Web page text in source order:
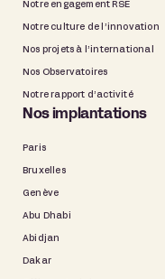
Notre engagement RSE
Notre culture de l’innovation
Nos projets à l’international
Nos Observatoires
Notre rapport d’activité
Nos implantations
Paris
Bruxelles
Genève
Abu Dhabi
Abidjan
Dakar